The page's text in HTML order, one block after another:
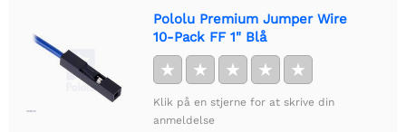
Pololu Premium Jumper Wire
10-Pack FF 1" Blå
★ ★ ★ ★ ★
Klik på en stjerne for at skrive din
anmeldelse